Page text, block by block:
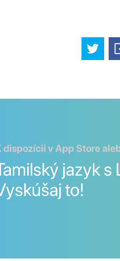
dispozícii v App Store
jazyk s
to!